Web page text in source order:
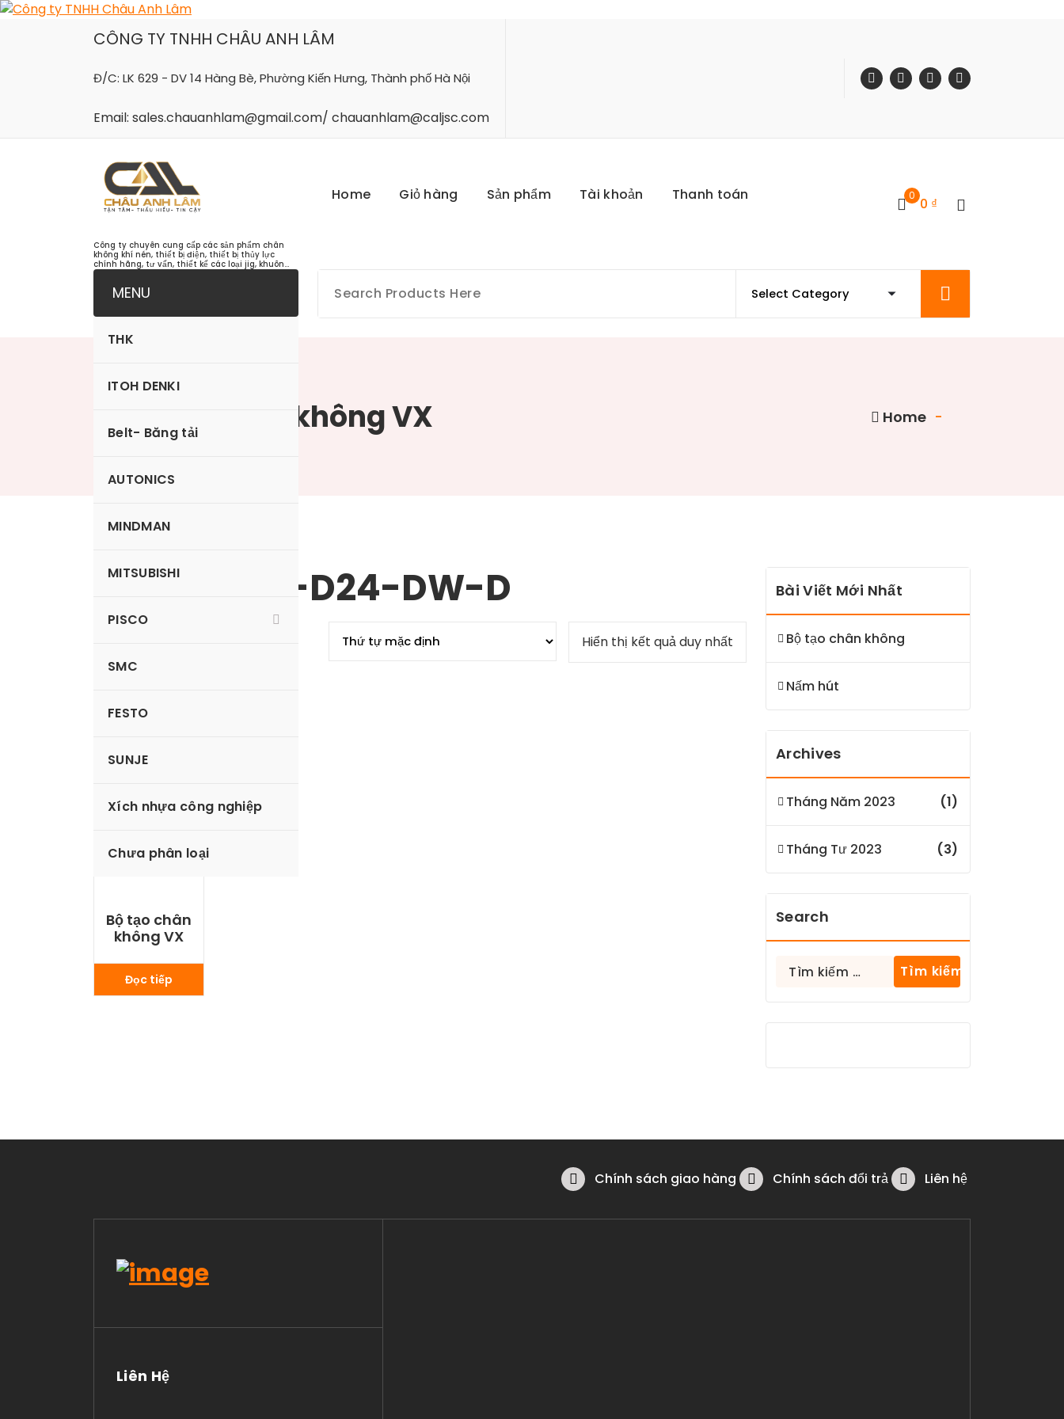
Skip
CÔNG TY TNHH CHÂU ANH LÂM
Đ/C: LK 629 - DV 14 Hàng Bè, Phường Kiến Hưng, Thành phố Hà Nội
Email: sales.chauanhlam@gmail.com/ chauanhlam@caljsc.com
Công ty chuyên cung cấp các sản phẩm chân
không khí nén, thiết bị điện, thiết bị thủy lực
chính hãng, tư vấn, thiết kế các loại jig, khuôn...
Home Giỏ hàng Sản phẩm Tài khoản Thanh toán 0 0 ₫
MENU
THK
ITOH DENKI
Belt- Băng tải
AUTONICS
MINDMAN
MITSUBISHI
PISCO
SMC
FESTO
SUNJE
Xích nhựa công nghiệp
Chưa phân loại
Bộ tạo chân không VX Home -
VXE10-66J-D24-DW-D
Hiển thị kết quả duy nhất
Bộ tạo chân
không VX
Đọc tiếp
Bài Viết Mới Nhất
Bộ tạo chân không
Nấm hút
Archives
Tháng Năm 2023 (1)
Tháng Tư 2023 (3)
Search
Tìm
Chính sách giao hàng Chính sách đổi trả Liên hệ
Liên Hệ